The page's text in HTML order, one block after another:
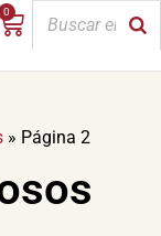
0
» Página 2